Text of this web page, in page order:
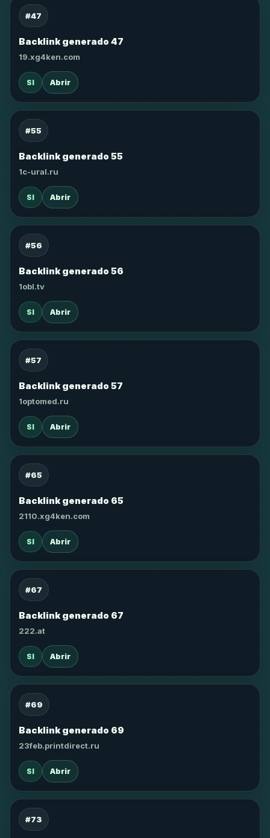
#47
Backlink generado 47
19.xg4ken.com
SI Abrir
#55
Backlink generado 55
1c-ural.ru
SI Abrir
#56
Backlink generado 56
1obl.tv
SI Abrir
#57
Backlink generado 57
1optomed.ru
SI Abrir
#65
Backlink generado 65
2110.xg4ken.com
SI Abrir
#67
Backlink generado 67
222.at
SI Abrir
#69
Backlink generado 69
23feb.printdirect.ru
SI Abrir
#73